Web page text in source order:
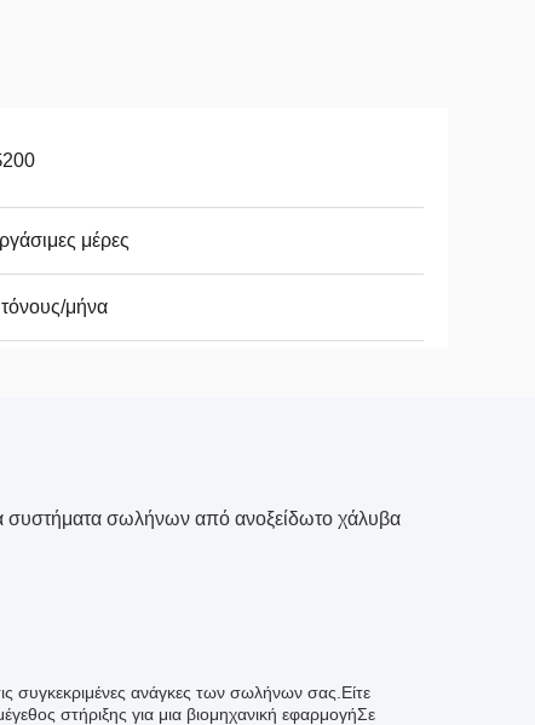
μέρες
μήνα
συστήματα σωλήνων από ανοξείδωτο χάλυβα
συγκεκριμένες ανάγκες των σωλήνων σας.Είτε
στήριξης για μια βιομηχανική εφαρμογήΣε